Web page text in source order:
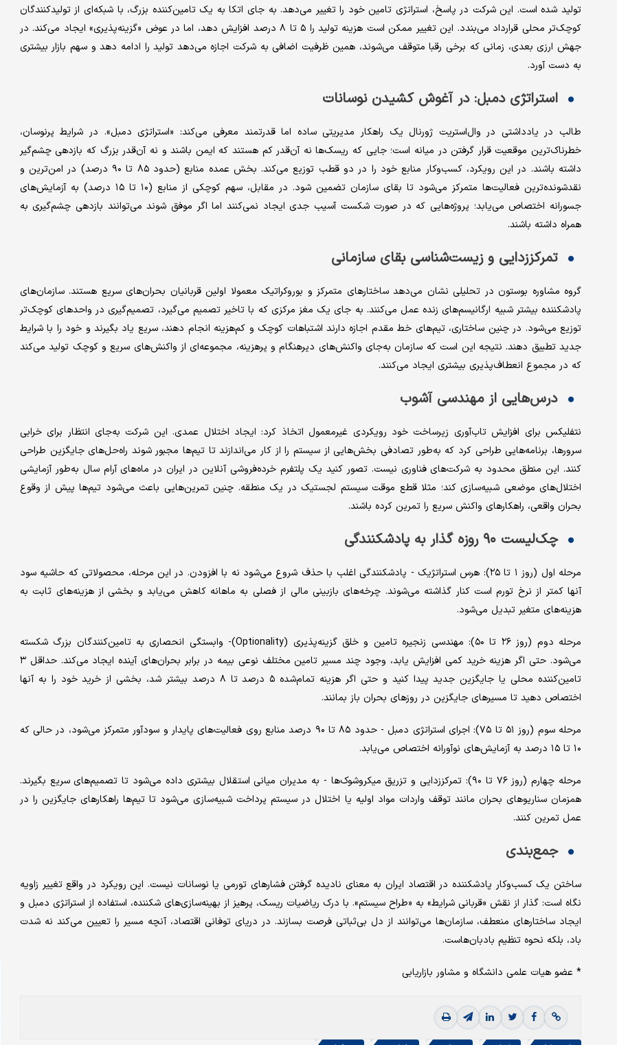
تولید شده است. این شرکت در پاسخ، استراتژی تامین خود را تغییر می‌دهد. به جای اتکا به یک تامین‌کننده بزرگ، با شبکه‌ای از تولیدکنندگان
کوچک‌تر محلی قرارداد می‌بندد. این تغییر ممکن است هزینه تولید را ۵ تا ۸ درصد افزایش دهد، اما در عوض «گزینه‌پذیری» ایجاد می‌کند. در
جهش ارزی بعدی، زمانی که برخی رقبا متوقف می‌شوند، همین ظرفیت اضافی به شرکت اجازه می‌دهد تولید را ادامه دهد و سهم بازار بیشتری
به دست آورد.
استراتژی دمبل: در آغوش کشیدن نوسانات
طالب در یادداشتی در وال‌استریت ژورنال یک راهکار مدیریتی ساده اما قدرتمند معرفی می‌کند: «استراتژی دمبل». در شرایط پرنوسان،
خطرناک‌ترین موقعیت قرار گرفتن در میانه است؛ جایی که ریسک‌ها نه آن‌قدر کم هستند که ایمن باشند و نه آن‌قدر بزرگ که بازدهی چشم‌گیر
داشته باشند. در این رویکرد، کسب‌وکار منابع خود را در دو قطب توزیع می‌کند. بخش عمده منابع (حدود ۸۵ تا ۹۰ درصد) در امن‌ترین و
نقدشونده‌ترین فعالیت‌ها متمرکز می‌شود تا بقای سازمان تضمین شود. در مقابل، سهم کوچکی از منابع (۱۰ تا ۱۵ درصد) به آزمایش‌های
جسورانه اختصاص می‌یابد؛ پروژه‌هایی که در صورت شکست آسیب جدی ایجاد نمی‌کنند اما اگر موفق شوند می‌توانند بازدهی چشم‌گیری به
همراه داشته باشند.
تمرکززدایی و زیست‌شناسی بقای سازمانی
گروه مشاوره بوستون در تحلیلی نشان می‌دهد ساختارهای متمرکز و بوروکراتیک معمولا اولین قربانیان بحران‌های سریع هستند. سازمان‌های
پادشکننده بیشتر شبیه ارگانیسم‌های زنده عمل می‌کنند. به جای یک مغز مرکزی که با تاخیر تصمیم می‌گیرد، تصمیم‌گیری در واحدهای کوچک‌تر
توزیع می‌شود. در چنین ساختاری، تیم‌های خط مقدم اجازه دارند اشتباهات کوچک و کم‌هزینه انجام دهند، سریع یاد بگیرند و خود را با شرایط
جدید تطبیق دهند. نتیجه این است که سازمان به‌جای واکنش‌های دیرهنگام و پرهزینه، مجموعه‌ای از واکنش‌های سریع و کوچک تولید می‌کند
که در مجموع انعطاف‌پذیری بیشتری ایجاد می‌کنند.
درس‌هایی از مهندسی آشوب
نتفلیکس برای افزایش تاب‌آوری زیرساخت خود رویکردی غیرمعمول اتخاذ کرد: ایجاد اختلال عمدی. این شرکت به‌جای انتظار برای خرابی
سرورها، برنامه‌هایی طراحی کرد که به‌طور تصادفی بخش‌هایی از سیستم را از کار می‌اندازند تا تیم‌ها مجبور شوند راه‌حل‌های جایگزین طراحی
کنند. این منطق محدود به شرکت‌های فناوری نیست. تصور کنید یک پلتفرم خرده‌فروشی آنلاین در ایران در ماه‌های آرام سال به‌طور آزمایشی
اختلال‌های موضعی شبیه‌سازی کند؛ مثلا قطع موقت سیستم لجستیک در یک منطقه. چنین تمرین‌هایی باعث می‌شود تیم‌ها پیش از وقوع
بحران واقعی، راهکارهای واکنش سریع را تمرین کرده باشند.
چک‌لیست ۹۰ روزه گذار به پادشکنندگی
مرحله اول (روز ۱ تا ۲۵): هرس استراتژیک - پادشکنندگی اغلب با حذف شروع می‌شود نه با افزودن. در این مرحله، محصولاتی که حاشیه سود
آنها کمتر از نرخ تورم است کنار گذاشته می‌شوند. چرخه‌های بازبینی مالی از فصلی به ماهانه کاهش می‌یابد و بخشی از هزینه‌های ثابت به
هزینه‌های متغیر تبدیل می‌شود.
مرحله دوم (روز ۲۶ تا ۵۰): مهندسی زنجیره تامین و خلق گزینه‌پذیری (Optionality)- وابستگی انحصاری به تامین‌کنندگان بزرگ شکسته
می‌شود. حتی اگر هزینه خرید کمی افزایش یابد، وجود چند مسیر تامین مختلف نوعی بیمه در برابر بحران‌های آینده ایجاد می‌کند. حداقل ۳
تامین‌کننده محلی یا جایگزین جدید پیدا کنید و حتی اگر هزینه تمام‌شده ۵ درصد تا ۸ درصد بیشتر شد، بخشی از خرید خود را به آنها
اختصاص دهید تا مسیرهای جایگزین در روزهای بحران باز بمانند.
مرحله سوم (روز ۵۱ تا ۷۵): اجرای استراتژی دمبل - حدود ۸۵ تا ۹۰ درصد منابع روی فعالیت‌های پایدار و سودآور متمرکز می‌شود، در حالی‌ که
۱۰ تا ۱۵ درصد به آزمایش‌های نوآورانه اختصاص می‌یابد.
مرحله چهارم (روز ۷۶ تا ۹۰): تمرکززدایی و تزریق میکروشوک‌ها - به مدیران میانی استقلال بیشتری داده می‌شود تا تصمیم‌های سریع بگیرند.
همزمان سناریوهای بحران مانند توقف واردات مواد اولیه یا اختلال در سیستم پرداخت شبیه‌سازی می‌شود تا تیم‌ها راهکارهای جایگزین را در
عمل تمرین کنند.
جمع‌بندی
ساختن یک کسب‌وکار پادشکننده در اقتصاد ایران به معنای نادیده گرفتن فشارهای تورمی یا نوسانات نیست. این رویکرد در واقع تغییر زاویه
نگاه است: گذار از نقش «قربانی شرایط» به «طراح سیستم». با درک ریاضیات ریسک، پرهیز از بهینه‌سازی‌های شکننده، استفاده از استراتژی دمبل و
ایجاد ساختارهای منعطف، سازمان‌ها می‌توانند از دل بی‌ثباتی فرصت بسازند. در دریای توفانی اقتصاد، آنچه مسیر را تعیین می‌کند نه شدت
باد، بلکه نحوه تنظیم بادبان‌هاست.
* عضو هیات علمی دانشگاه و مشاور بازاریابی